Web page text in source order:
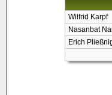
Wilfrid Karpf
Nasanbat
Erich